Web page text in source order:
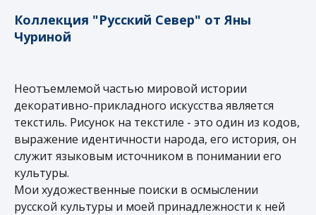
Коллекция "Русский Север" от Яны
Чуриной
Неотъемлемой частью мировой истории
декоративно-прикладного искусства является
текстиль. Рисунок на текстиле - это один из кодов,
выражение идентичности народа, его история, он
служит языковым источником в понимании его
культуры.
Мои художественные поиски в осмыслении
русской культуры и моей принадлежности к ней